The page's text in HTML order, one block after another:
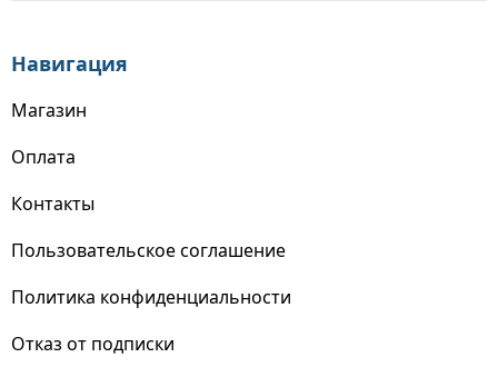
Навигация
Магазин
Оплата
Контакты
Пользовательское соглашение
Политика конфиденциальности
Отказ от подписки